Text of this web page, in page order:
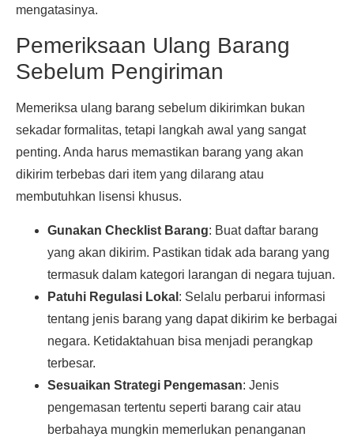
mengatasinya.
Pemeriksaan Ulang Barang
Sebelum Pengiriman
Memeriksa ulang barang sebelum dikirimkan bukan
sekadar formalitas, tetapi langkah awal yang sangat
penting. Anda harus memastikan barang yang akan
dikirim terbebas dari item yang dilarang atau
membutuhkan lisensi khusus.
Gunakan Checklist Barang: Buat daftar barang
yang akan dikirim. Pastikan tidak ada barang yang
termasuk dalam kategori larangan di negara tujuan.
Patuhi Regulasi Lokal : Selalu perbarui informasi
tentang jenis barang yang dapat dikirim ke berbagai
negara. Ketidaktahuan bisa menjadi perangkap
terbesar.
Sesuaikan Strategi Pengemasan: Jenis
pengemasan tertentu seperti barang cair atau
berbahaya mungkin memerlukan penanganan